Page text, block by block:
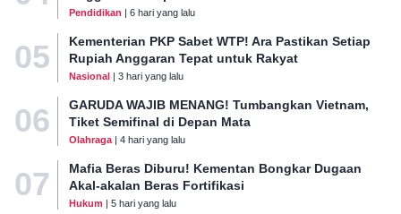
Pendidikan | 6 hari yang lalu
05
Kementerian PKP Sabet WTP! Ara Pastikan Setiap
Rupiah Anggaran Tepat untuk Rakyat
Nasional| 3 hari yang lalu
06
GARUDA WAJIB MENANG! Tumbangkan Vietnam,
Tiket Semifinal di Depan Mata
Olahraga| 4 hari yang lalu
07
Mafia Beras Diburu! Kementan Bongkar Dugaan
Akal-akalan Beras Fortifikasi
Hukum | 5 hari yang lalu